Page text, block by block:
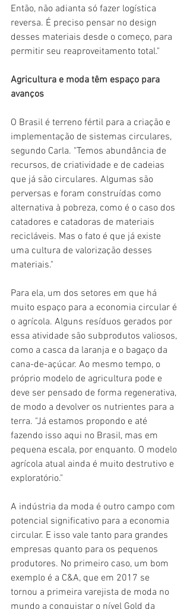
Então, não adianta só fazer logística
reversa. É preciso pensar no design
desses materiais desde o começo, para
permitir seu reaproveitamento total."
Agricultura e moda têm espaço para
avanços
O Brasil é terreno fértil para a criação e
implementação de sistemas circulares,
segundo Carla. "Temos abundância de
recursos, de criatividade e de cadeias
que já são circulares. Algumas são
perversas e foram construídas como
alternativa à pobreza, como é o caso dos
catadores e catadoras de materiais
recicláveis. Mas o fato é que já existe
uma cultura de valorização desses
materiais."
Para ela, um dos setores em que há
muito espaço para a economia circular é
o agrícola. Alguns resíduos gerados por
essa atividade são subprodutos valiosos,
como a casca da laranja e o bagaço da
cana-de-açúcar. Ao mesmo tempo, o
próprio modelo de agricultura pode e
deve ser pensado de forma regenerativa,
de modo a devolver os nutrientes para a
terra. "Já estamos propondo e até
fazendo isso aqui no Brasil, mas em
pequena escala, por enquanto. O modelo
agrícola atual ainda é muito destrutivo e
exploratório."
A indústria da moda é outro campo com
potencial significativo para a economia
circular. E isso vale tanto para grandes
empresas quanto para os pequenos
produtores. No primeiro caso, um bom
exemplo é a C&A, que em 2017 se
tornou a primeira varejista de moda no
mundo a conquistar o nível Gold da